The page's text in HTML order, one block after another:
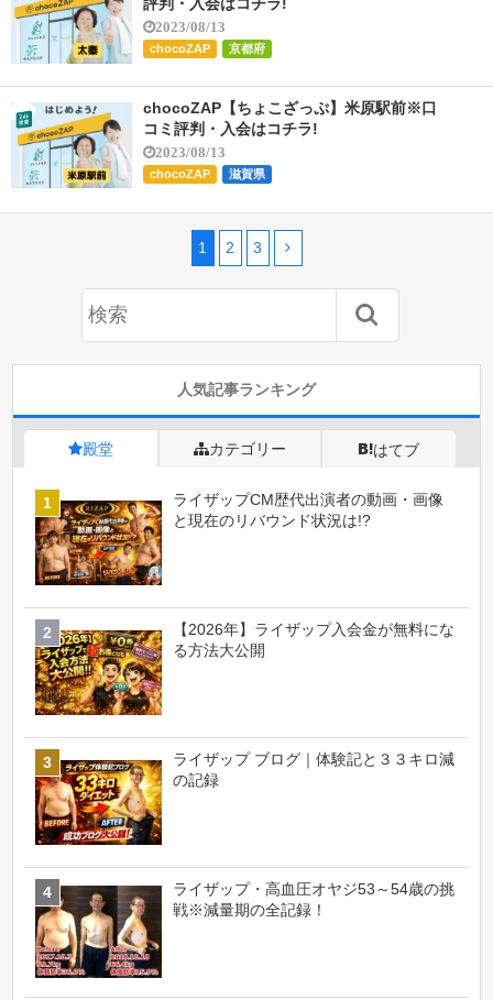
評判・入会はコチラ!
2023/08/13
chocoZAP 京都府
chocoZAP【ちょこざっぷ】米原駅前※口
コミ評判・入会はコチラ!
2023/08/13
chocoZAP 滋賀県
1 2 3
人気記事ランキング
殿堂 カテゴリー はてブ
ライザップCM歴代出演者の動画・画像
と現在のリバウンド状況は!?
【2026年】ライザップ入会金が無料にな
る方法大公開
ライザップ ブログ｜体験記と３３キロ減
の記録
ライザップ・高血圧オヤジ53～54歳の挑
戦※減量期の全記録！